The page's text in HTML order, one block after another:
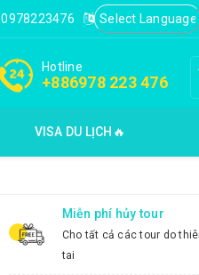
0978223476
Hotline
+886978 223 476
VISA DU LỊCH🔥
Miễn phí hủy tour
Cho tất cả các tour do
tai